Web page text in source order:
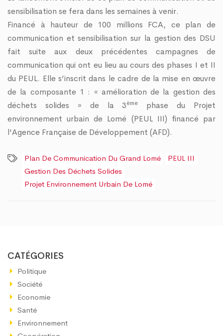
sensibilisation se fera dans les semaines à venir.
Financé à hauteur de 100 millions FCA, ce plan de
communication et sensibilisation sur la gestion des DSU
fait suite aux deux précédentes campagnes de
communication qui ont eu lieu au cours des phases I et II
du PEUL. Elle s’inscrit dans le cadre de la mise en œuvre
de la composante 1 : « amélioration de la gestion des
déchets solides » de la 3ème
phase du Projet
environnement urbain de Lomé (PEUL III) financé par
l'Agence Française de Développement (AFD).
Plan De Communication Du Grand Lomé
PEUL III
Gestion Des Déchets Solides
Projet Environnement Urbain De Lomé
CATÉGORIES
Politique
Société
Economie
Santé
Environnement